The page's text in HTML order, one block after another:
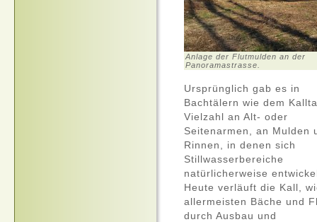
Anlage der Flutmulden an der
Panoramastrasse.
Ursprünglich gab es in
Bachtälern wie dem
Vielzahl an Alt- oder
Seitenarmen, an Mulden
Rinnen, in denen sich
Stillwasserbereiche
natürlicherweise
Heute verläuft die Kall,
allermeisten Bäche und
durch Ausbau und